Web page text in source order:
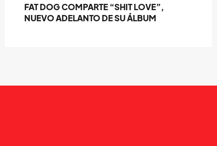
FAT DOG COMPARTE “SHIT LOVE”,
NUEVO ADELANTO DE SU ÁLBUM